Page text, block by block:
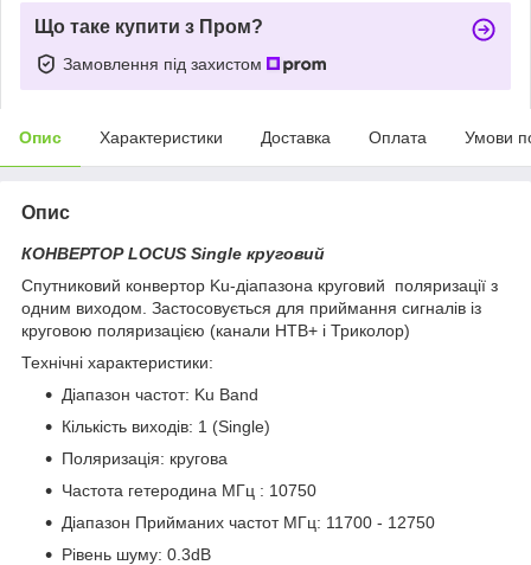
Що таке купити з Пром?
Замовлення під захистом
Опис Характеристики Доставка Оплата Умови
Опис
КОНВЕРТОР LOCUS Single круговий
Cпутниковий конвертор Ku-діапазона круговий поляризації з
одним виходом. Застосовується для приймання сигналів із
круговою поляризацією (канали НТВ+ і Триколор)
Технічні характеристики:
Діапазон частот: Ku Band
Кількість виходів: 1 (Single)
Поляризація: кругова
Частота гетеродина МГц : 10750
Діапазон Прийманих частот МГц: 11700 - 12750
Рівень шуму: 0.3dB